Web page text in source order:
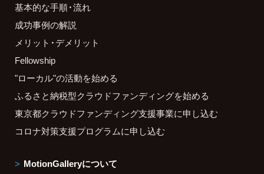
基本的な手順・流れ
成功事例の解説
メリット・デメリット
Fellowship
"ローカル"の活動を始める
ふるさと納税型クラウドファンディングを始める
東京都クラウドファンディング支援事業に申し込む
コロナ対策支援プログラムに申し込む
MotionGalleryについて